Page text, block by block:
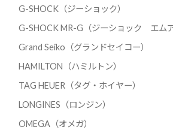
G-SHOCK（ジーショック）
G-SHOCK MR-G（ジーショック エムア
Grand Seiko（グランドセイコー）
HAMILTON（ハミルトン）
TAG HEUER（タグ・ホイヤー）
LONGINES（ロンジン）
OMEGA（オメガ）